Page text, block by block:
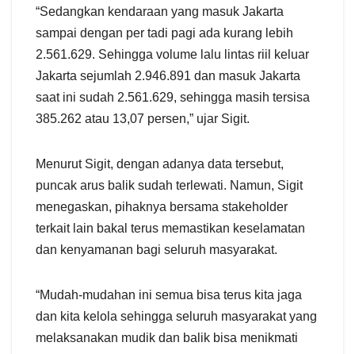
“Sedangkan kendaraan yang masuk Jakarta
sampai dengan per tadi pagi ada kurang lebih
2.561.629. Sehingga volume lalu lintas riil keluar
Jakarta sejumlah 2.946.891 dan masuk Jakarta
saat ini sudah 2.561.629, sehingga masih tersisa
385.262 atau 13,07 persen,” ujar Sigit.
Menurut Sigit, dengan adanya data tersebut,
puncak arus balik sudah terlewati. Namun, Sigit
menegaskan, pihaknya bersama stakeholder
terkait lain bakal terus memastikan keselamatan
dan kenyamanan bagi seluruh masyarakat.
“Mudah-mudahan ini semua bisa terus kita jaga
dan kita kelola sehingga seluruh masyarakat yang
melaksanakan mudik dan balik bisa menikmati